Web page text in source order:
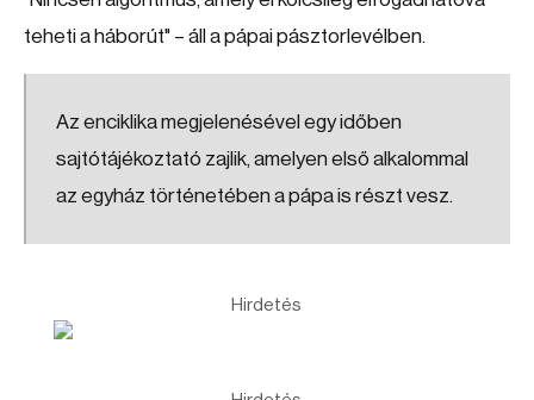
teheti a háborút" – áll a pápai pásztorlevélben.
Az enciklika megjelenésével egy időben
sajtótájékoztató zajlik, amelyen első alkalommal
az egyház történetében a pápa is részt vesz.
Hirdetés